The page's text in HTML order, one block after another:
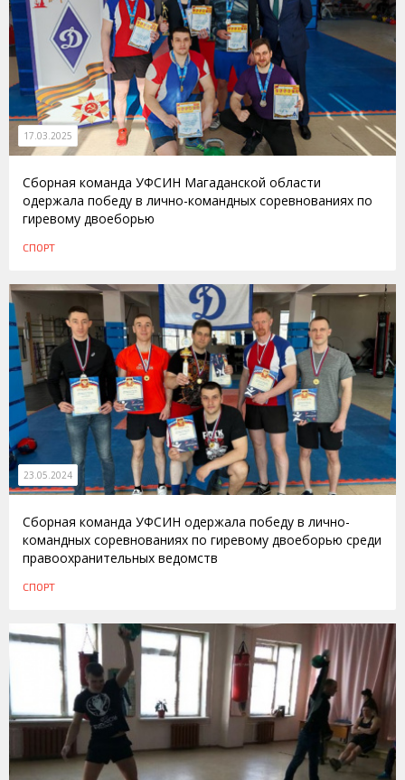
17.03.2025
Сборная команда УФСИН Магаданской области
одержала победу в лично-командных соревнованиях по
гиревому двоеборью
СПОРТ
23.05.2024
Сборная команда УФСИН одержала победу в лично-
командных соревнованиях по гиревому двоеборью среди
правоохранительных ведомств
СПОРТ